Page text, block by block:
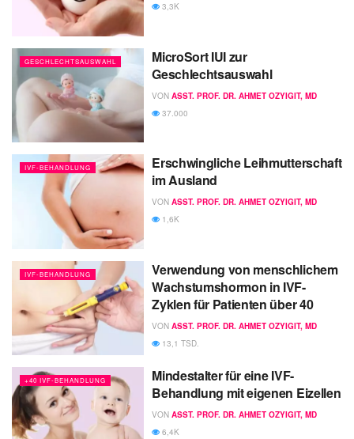
3,3K
GESCHLECHTSAUSWAHL
MicroSort IUI zur
Geschlechtsauswahl
VON ASST. PROF. DR. AHMET OZYIGIT, MD
37.000
IVF-BEHANDLUNG
Erschwingliche Leihmutterschaft
im Ausland
VON ASST. PROF. DR. AHMET OZYIGIT, MD
1,6K
IVF-BEHANDLUNG
Verwendung von menschlichem
Wachstumshormon in IVF-
Zyklen für Patienten über 40
VON ASST. PROF. DR. AHMET OZYIGIT, MD
13,1 TSD.
+40 IVF-BEHANDLUNG
Mindestalter für eine IVF-
Behandlung mit eigenen Eizellen
VON ASST. PROF. DR. AHMET OZYIGIT, MD
6,4K